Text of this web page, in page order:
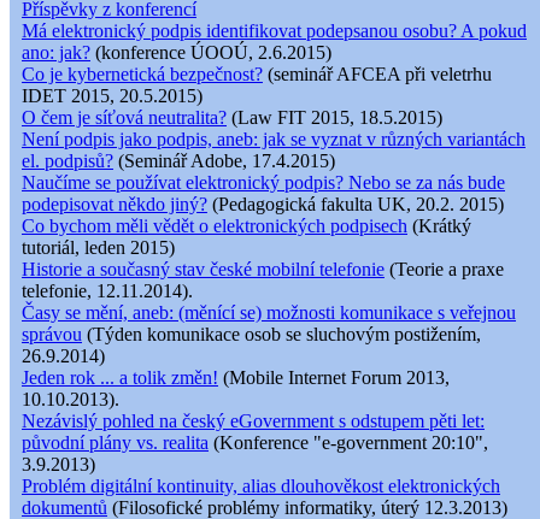
Příspěvky z konferencí
Má elektronický podpis identifikovat podepsanou osobu? A pokud
ano: jak? (konference ÚOOÚ, 2.6.2015)
Co je kybernetická bezpečnost? (seminář AFCEA při veletrhu
IDET 2015, 20.5.2015)
O čem je síťová neutralita? (Law FIT 2015, 18.5.2015)
Není podpis jako podpis, aneb: jak se vyznat v různých variantách
el. podpisů? (Seminář Adobe, 17.4.2015)
Naučíme se používat elektronický podpis? Nebo se za nás bude
podepisovat někdo jiný? (Pedagogická fakulta UK, 20.2. 2015)
Co bychom měli vědět o elektronických podpisech (Krátký
tutoriál, leden 2015)
Historie a současný stav české mobilní telefonie (Teorie a praxe
telefonie, 12.11.2014).
Časy se mění, aneb: (měnící se) možnosti komunikace s veřejnou
správou (Týden komunikace osob se sluchovým postižením,
26.9.2014)
Jeden rok ... a tolik změn! (Mobile Internet Forum 2013,
10.10.2013).
Nezávislý pohled na český eGovernment s odstupem pěti let:
původní plány vs. realita (Konference "e-government 20:10",
3.9.2013)
Problém digitální kontinuity, alias dlouhověkost elektronických
dokumentů (Filosofické problémy informatiky, úterý 12.3.2013)